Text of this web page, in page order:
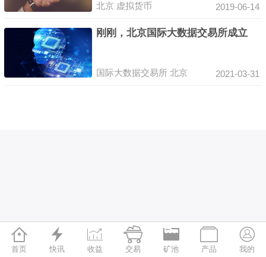
北京 虚拟货币 2019-06-14
刚刚，北京国际大数据交易所成立
国际大数据交易所 北京 2021-03-31

首页

快讯

收益

交易

矿池

产品

我的